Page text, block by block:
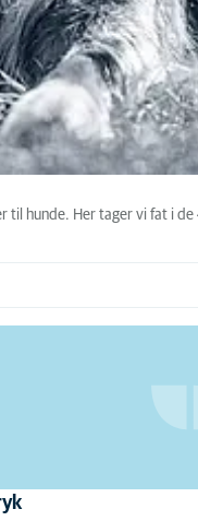
til hunde. Her tager vi fat i